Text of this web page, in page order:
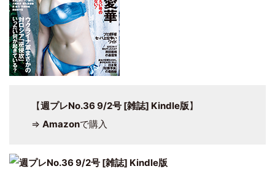
【週プレNo.36 9/2号 [雑誌] Kindle版】
⇒ Amazonで購入